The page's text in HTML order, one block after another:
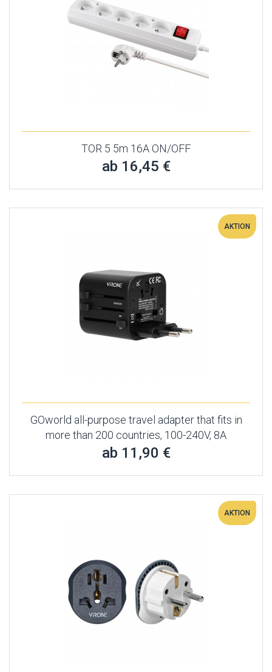
TOR 5 5m 16A ON/OFF
ab 16,45 €
AKTION
GOworld all-purpose travel adapter that fits in
more than 200 countries, 100-240V, 8A
ab 11,90 €
AKTION